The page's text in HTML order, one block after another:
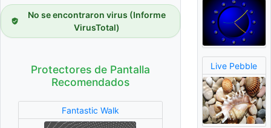
No se encontraron virus (Informe
VirusTotal)
Protectores de Pantalla
Recomendados
Fantastic Walk
Live Pebble